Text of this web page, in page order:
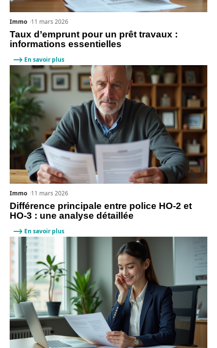
Taux d’emprunt pour un prêt travaux :
informations essentielles
Immo 11 mars 2026
En savoir plus
Différence principale entre police HO-2 et
HO-3 : une analyse détaillée
Immo 11 mars 2026
En savoir plus